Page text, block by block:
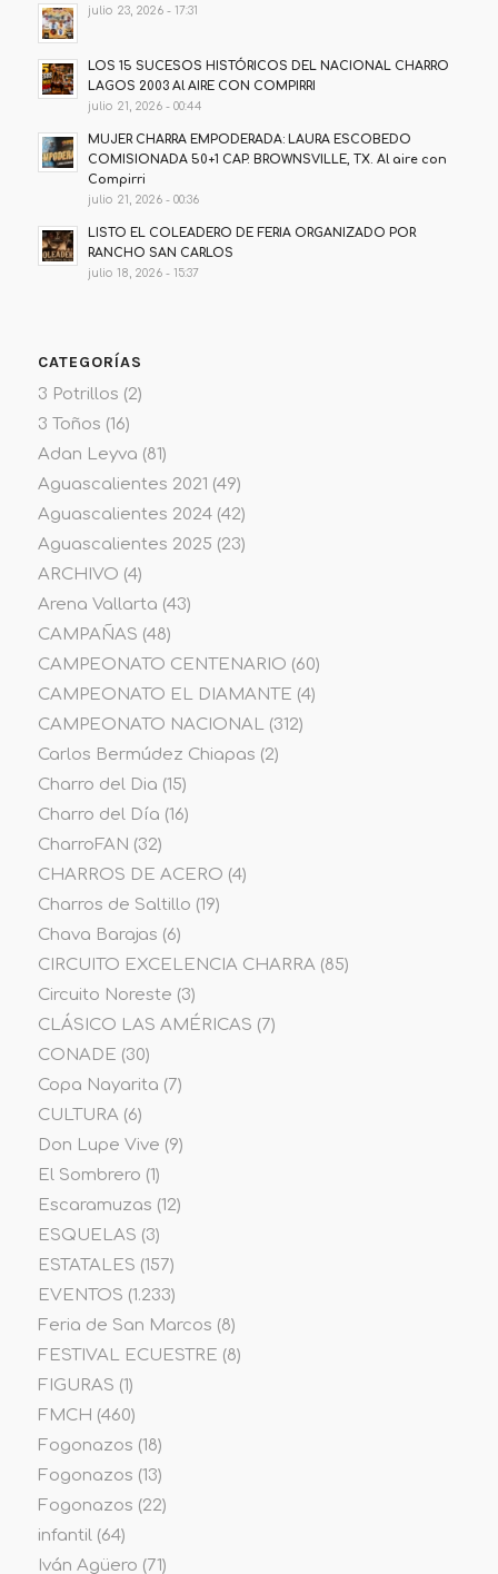
julio 23, 2026 - 17:31
LOS 15 SUCESOS HISTÓRICOS DEL NACIONAL CHARRO
LAGOS 2003 Al AIRE CON COMPIRRI
julio 21, 2026 - 00:44
MUJER CHARRA EMPODERADA: LAURA ESCOBEDO
COMISIONADA 50+1 CAP. BROWNSVILLE, TX. Al aire con
Compirri
julio 21, 2026 - 00:36
LISTO EL COLEADERO DE FERIA ORGANIZADO POR
RANCHO SAN CARLOS
julio 18, 2026 - 15:37
CATEGORÍAS
3 Potrillos (2)
3 Toños (16)
Adan Leyva (81)
Aguascalientes 2021 (49)
Aguascalientes 2024(42)
Aguascalientes 2025 (23)
ARCHIVO (4)
Arena Vallarta (43)
CAMPAÑAS (48)
CAMPEONATO CENTENARIO (60)
CAMPEONATO EL DIAMANTE (4)
CAMPEONATO NACIONAL(312)
Carlos Bermúdez Chiapas (2)
Charro del Dia (15)
Charro del Día (16)
CharroFAN (32)
CHARROS DE ACERO (4)
Charros de Saltillo (19)
Chava Barajas (6)
CIRCUITO EXCELENCIA CHARRA(85)
Circuito Noreste (3)
CLÁSICO LAS AMÉRICAS (7)
CONADE (30)
Copa Nayarita (7)
CULTURA(6)
Don Lupe Vive (9)
El Sombrero (1)
Escaramuzas (12)
ESQUELAS (3)
ESTATALES (157)
EVENTOS (1.233)
Feria de San Marcos (8)
FESTIVAL ECUESTRE (8)
FIGURAS (1)
FMCH (460)
Fogonazos (18)
Fogonazos (13)
Fogonazos (22)
infantil(64)
Iván Agüero (71)